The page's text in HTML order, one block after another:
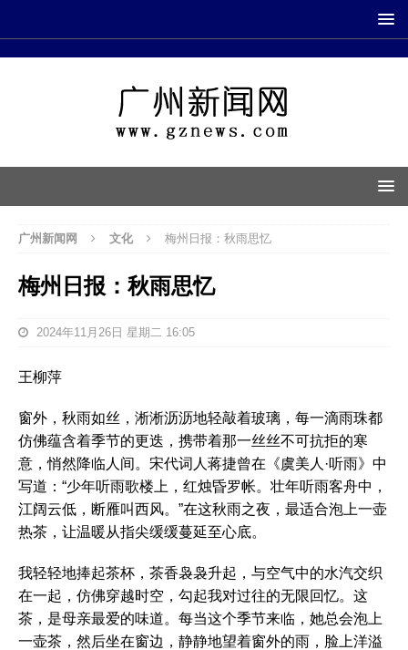
广州新闻网 文化 梅州日报：秋雨思忆
梅州日报：秋雨思忆
2024年11月26日 星期二 16:05
王柳萍
窗外，秋雨如丝，淅淅沥沥地轻敲着玻璃，每一滴雨珠都
仿佛蕴含着季节的更迭，携带着那一丝丝不可抗拒的寒
意，悄然降临人间。宋代词人蒋捷曾在《虞美人·听雨》中
写道：“少年听雨歌楼上，红烛昏罗帐。壮年听雨客舟中，
江阔云低，断雁叫西风。”在这秋雨之夜，最适合泡上一壶
热茶，让温暖从指尖缓缓蔓延至心底。
我轻轻地捧起茶杯，茶香袅袅升起，与空气中的水汽交织
在一起，仿佛穿越时空，勾起我对过往的无限回忆。这
茶，是母亲最爱的味道。每当这个季节来临，她总会泡上
一壶茶，然后坐在窗边，静静地望着窗外的雨，脸上洋溢